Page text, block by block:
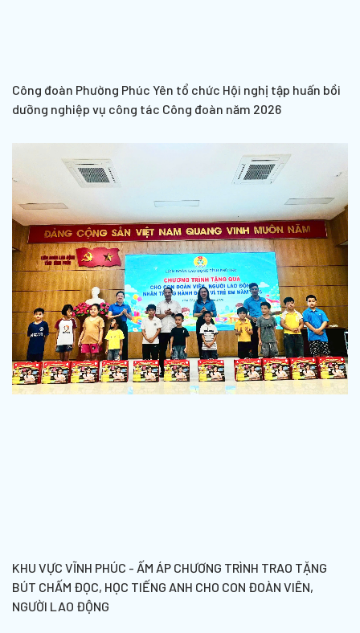
Công đoàn Phường Phúc Yên tổ chức Hội nghị tập huấn bồi
dưỡng nghiệp vụ công tác Công đoàn năm 2026
KHU VỰC VĨNH PHÚC - ẤM ÁP CHƯƠNG TRÌNH TRAO TẶNG
BÚT CHẤM ĐỌC, HỌC TIẾNG ANH CHO CON ĐOÀN VIÊN,
NGƯỜI LAO ĐỘNG